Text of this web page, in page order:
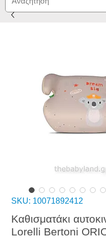
SKU: 10071892412
Καθισματάκι
Lorelli Bertoni